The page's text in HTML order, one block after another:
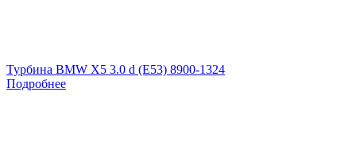
Турбина BMW X5 3.0 d (E53) 8900-1324
Подробнее